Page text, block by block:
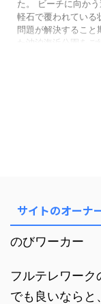
た。 ビーチに向か
軽石で覆われている
問題が解決すること
た沖泊海浜公園を
サイトのオーナ
のびワーカー
フルテレワー
でも良いならと